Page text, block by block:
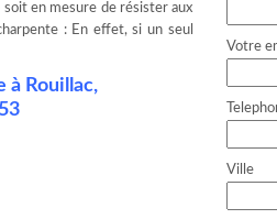
soit en mesure de résister aux
: En effet, si un seul
à Rouillac,
Votre
Ville